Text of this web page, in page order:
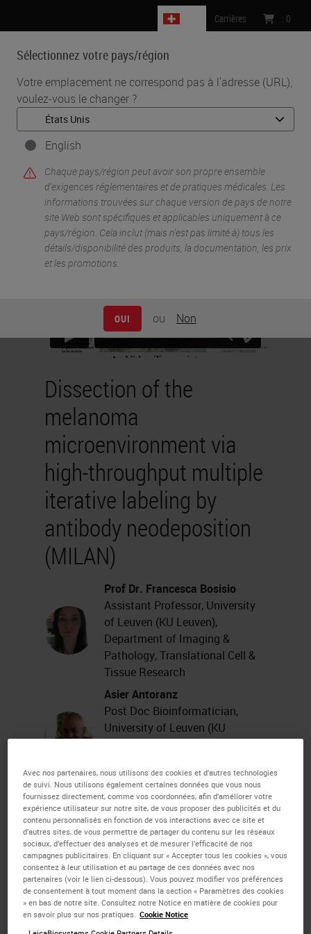
Sélectionnez votre pays/région
Votre emplacement ne correspond pas à l'adresse (URL),
voulez-vous le changer ?
English
Chaque pays/région peut avoir son propre ensemble
d'exigences réglementaires et de pratiques médicales. Les
informations trouvées sur chaque version de pays de notre
site Web sont spécifiques et applicables uniquement à ce
pays/région. Cela inclut (mais n'est pas limité à) tous les
détails/disponibilité des produits, la documentation, les prix
et les promotions.
OUI ou Non
Carrières : 0
MENU
Accueil • Life Sciences And Research Solutions •
IHC & Multiplexing •
Dissection of the melanoma microenvironment via high-
(MILAN)
Dissection of the
melanoma
microenvironment via
high-throughput multiple
iterative labeling by
antibody neodeposition
(MILAN)
Prof Dr. Francesca Bosisio
Assistant Professor, University
of Leuven (KU Leuven),
Department of Imaging &
Pathology, Translational Cell &
Tissue Research
Asier Antoranz
Post Doc Bioinformatician,
University of Leuven (KU
Tissue Research
In this webinar, Prof. Francesca
Bosisio and Asier Antoranz,
assistant professor and post doc
bioinformatician at University of
Leuven, provide a practical
example of what digital pathology
Avec nos partenaires, nous utilisons des cookies et d’autres technologies
de suivi. Nous utilisons également certaines données que vous nous
fournissez directement, comme vos coordonnées, afin d’améliorer votre
expérience utilisateur sur notre site, de vous proposer des publicités et du
contenu personnalisés en fonction de vos interactions avec ce site et
d’autres sites, de vous permettre de partager du contenu sur les réseaux
sociaux, d’effectuer des analyses et de mesurer l’efficacité de nos
campagnes publicitaires. En cliquant sur « Accepter tous les cookies », vous
consentez à leur utilisation et au partage de ces données avec nos
partenaires (voir le lien ci-dessous). Vous pouvez modifier vos préférences
de consentement à tout moment dans la section « Paramètres des cookies
» en bas de notre site. Consultez notre Notice en matière de cookies pour
en savoir plus sur nos pratiques. Cookie Notice